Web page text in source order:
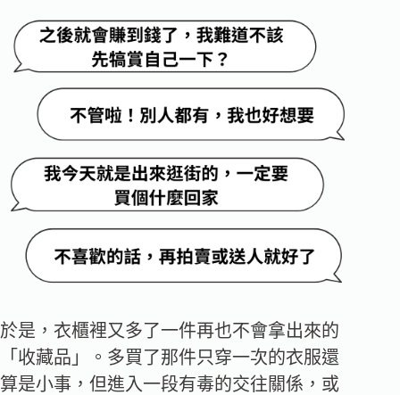
於是，衣櫃裡又多了一件再也不會拿出來的
「收藏品」。多買了那件只穿一次的衣服還
算是小事，但進入一段有毒的交往關係，或